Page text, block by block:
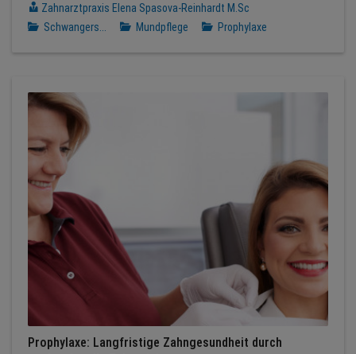
Zahnarztpraxis Elena Spasova-Reinhardt M.Sc
Schwangers...
Mundpflege Prophylaxe
Prophylaxe: Langfristige Zahngesundheit durch